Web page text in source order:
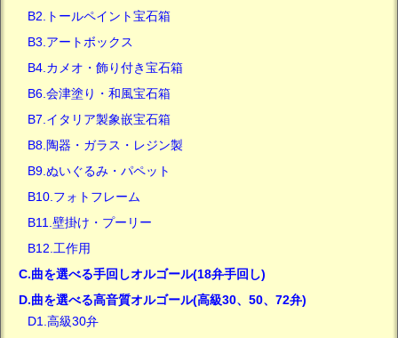
B2.トールペイント宝石箱
B3.アートボックス
B4.カメオ・飾り付き宝石箱
B6.会津塗り・和風宝石箱
B7.イタリア製象嵌宝石箱
B8.陶器・ガラス・レジン製
B9.ぬいぐるみ・パペット
B10.フォトフレーム
B11.壁掛け・プーリー
B12.工作用
C.曲を選べる手回しオルゴール(18弁手回し)
D.曲を選べる高音質オルゴール(高級30、50、72弁)
D1.高級30弁